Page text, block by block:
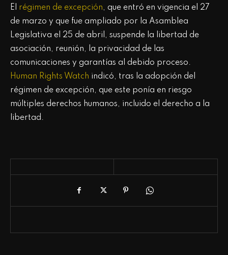
El régimen de excepción, que entró en vigencia el 27
de marzo y que fue ampliado por la Asamblea
Legislativa el 25 de abril, suspende la libertad de
asociación, reunión, la privacidad de las
comunicaciones y garantías al debido proceso.
Human Rights Watch indicó, tras la adopción del
régimen de excepción, que este ponía en riesgo
múltiples derechos humanos, incluido el derecho a la
libertad.